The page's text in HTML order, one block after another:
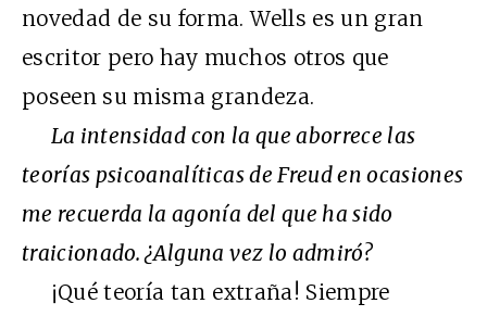
novedad de su forma. Wells es un gran
escritor pero hay muchos otros que
poseen su misma grandeza.
La intensidad con la que aborrece las
teorías psicoanalíticas de Freud en ocasiones
me recuerda la agonía del que ha sido
traicionado. ¿Alguna vez lo admiró?
¡Qué teoría tan extraña! Siempre